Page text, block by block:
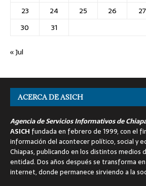
23
24 25 26 27
30
31
« Jul
ACERCA DE ASICH
Agencia de Servicios Informativos de
ASICH fundada en febrero de 1999, con el
información del acontecer político, social y
Chiapas, publicando en los distintos medios
entidad. Dos años después se transforma
internet, donde permanece sirviendo a la